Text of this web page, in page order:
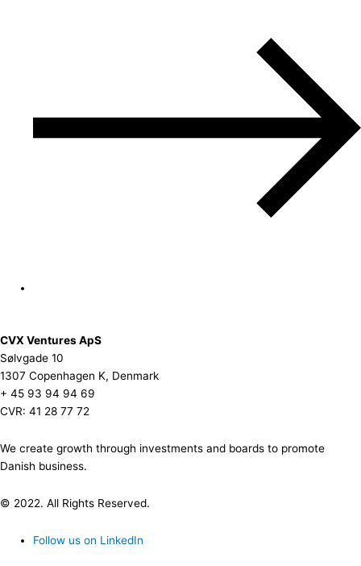
CVX Ventures ApS
Sølvgade 10
1307 Copenhagen K, Denmark
+ 45 93 94 94 69
CVR: 41 28 77 72
We create growth through investments and boards to promote
Danish business.
© 2022. All Rights Reserved.
Follow us on LinkedIn